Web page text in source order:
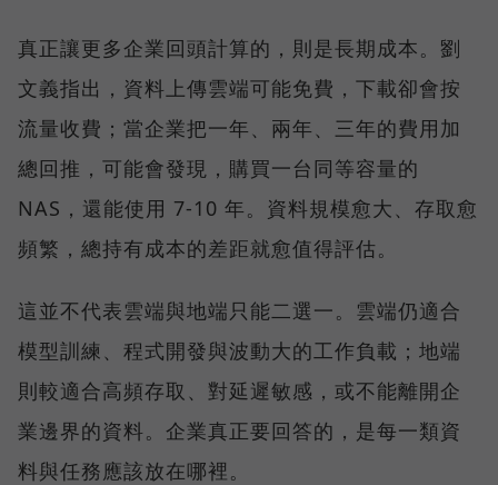
真正讓更多企業回頭計算的，則是長期成本。劉
文義指出，資料上傳雲端可能免費，下載卻會按
流量收費；當企業把一年、兩年、三年的費用加
總回推，可能會發現，購買一台同等容量的
NAS，還能使用 7-10 年。資料規模愈大、存取愈
頻繁，總持有成本的差距就愈值得評估。
這並不代表雲端與地端只能二選一。雲端仍適合
模型訓練、程式開發與波動大的工作負載；地端
則較適合高頻存取、對延遲敏感，或不能離開企
業邊界的資料。企業真正要回答的，是每一類資
料與任務應該放在哪裡。